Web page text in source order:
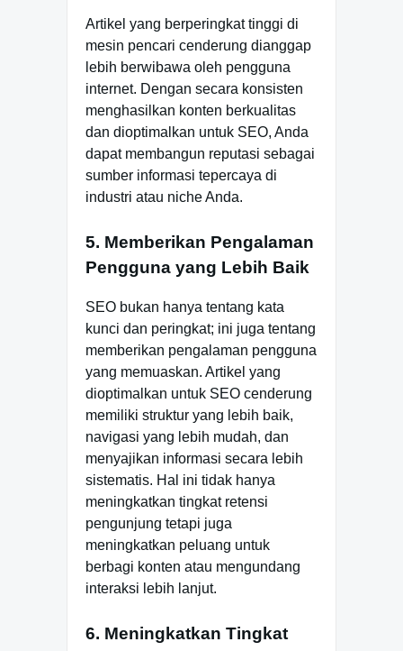
Artikel yang berperingkat tinggi di
mesin pencari cenderung dianggap
lebih berwibawa oleh pengguna
internet. Dengan secara konsisten
menghasilkan konten berkualitas
dan dioptimalkan untuk SEO, Anda
dapat membangun reputasi sebagai
sumber informasi tepercaya di
industri atau niche Anda.
5. Memberikan Pengalaman
Pengguna yang Lebih Baik
SEO bukan hanya tentang kata
kunci dan peringkat; ini juga tentang
memberikan pengalaman pengguna
yang memuaskan. Artikel yang
dioptimalkan untuk SEO cenderung
memiliki struktur yang lebih baik,
navigasi yang lebih mudah, dan
menyajikan informasi secara lebih
sistematis. Hal ini tidak hanya
meningkatkan tingkat retensi
pengunjung tetapi juga
meningkatkan peluang untuk
berbagi konten atau mengundang
interaksi lebih lanjut.
6. Meningkatkan Tingkat